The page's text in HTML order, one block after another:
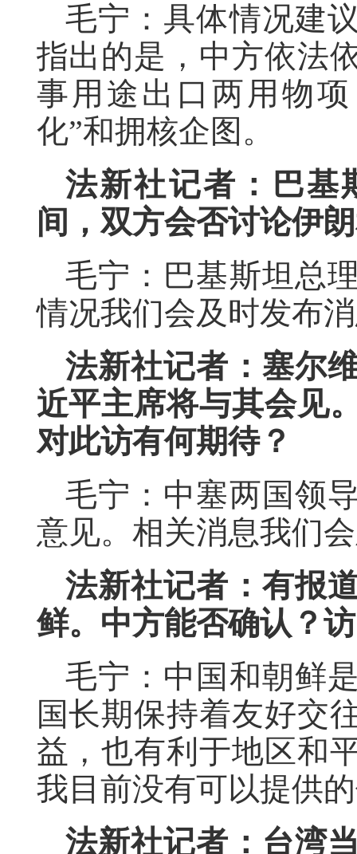
毛宁：具体情况建
指出的是，中方依法
事用途出口两用物
化”和拥核企图。
法新社记者：巴基
间，双方会否讨论伊
毛宁：巴基斯坦总
情况我们会及时发布
法新社记者：塞尔
近平主席将与其会见
对此访有何期待？
毛宁：中塞两国领
意见。相关消息我们
法新社记者：有报
鲜。中方能否确认？
毛宁：中国和朝鲜
国长期保持着友好交
益，也有利于地区和
我目前没有可以提供
法新社记者：台湾